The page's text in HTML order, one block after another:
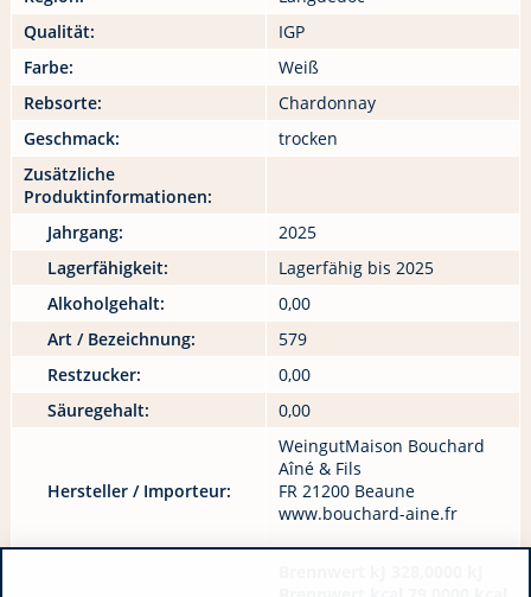
Qualität:
IGP
Farbe:
Weiß
Rebsorte:
Chardonnay
Geschmack:
trocken
Zusätzliche
Produktinformationen:
Jahrgang:
2025
Lagerfähigkeit:
Lagerfähig bis 2025
Alkoholgehalt:
0,00
Art / Bezeichnung:
579
Restzucker:
0,00
Säuregehalt:
0,00
Hersteller / Importeur:
WeingutMaison Bouchard
Aîné & Fils
FR 21200 Beaune
www.bouchard-aine.fr